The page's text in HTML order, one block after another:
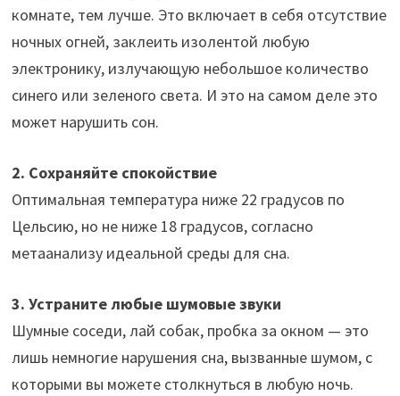
комнате, тем лучше. Это включает в себя отсутствие
ночных огней, заклеить изолентой любую
электронику, излучающую небольшое количество
синего или зеленого света. И это на самом деле это
может нарушить сон.
2. Сохраняйте спокойствие
Оптимальная температура ниже 22 градусов по
Цельсию, но не ниже 18 градусов, согласно
метаанализу идеальной среды для сна.
3. Устраните любые шумовые звуки
Шумные соседи, лай собак, пробка за окном — это
лишь немногие нарушения сна, вызванные шумом, с
которыми вы можете столкнуться в любую ночь.